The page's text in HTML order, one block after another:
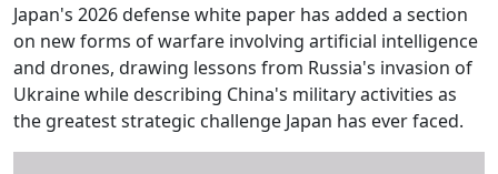
Japan's 2026 defense white paper has added a section
on new forms of warfare involving artificial intelligence
and drones, drawing lessons from Russia's invasion of
Ukraine while describing China's military activities as
the greatest strategic challenge Japan has ever faced.